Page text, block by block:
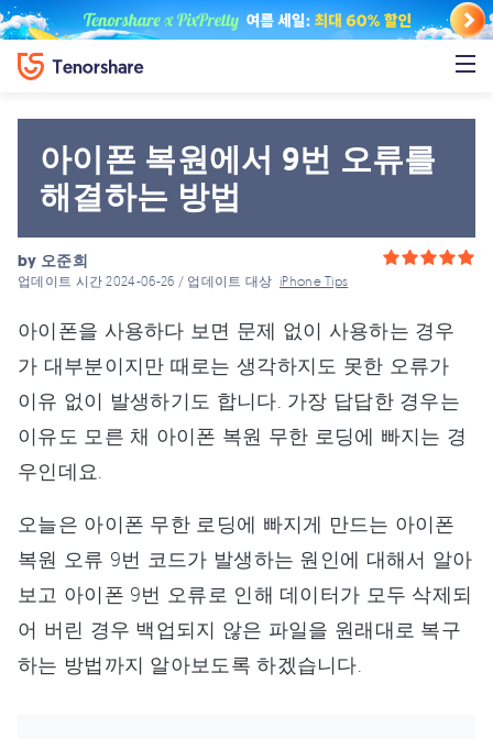
아이폰 복원에서 9번 오류를
해결하는 방법
by 오준희
업데이트 시간 2024-06-26 / 업데이트 대상iPhone Tips
아이폰을 사용하다 보면 문제 없이 사용하는 경우
가 대부분이지만 때로는 생각하지도 못한 오류가
이유 없이 발생하기도 합니다. 가장 답답한 경우는
이유도 모른 채 아이폰 복원 무한 로딩에 빠지는 경
우인데요.
오늘은 아이폰 무한 로딩에 빠지게 만드는 아이폰
복원 오류 9번 코드가 발생하는 원인에 대해서 알아
보고 아이폰 9번 오류로 인해 데이터가 모두 삭제되
어 버린 경우 백업되지 않은 파일을 원래대로 복구
하는 방법까지 알아보도록 하겠습니다.